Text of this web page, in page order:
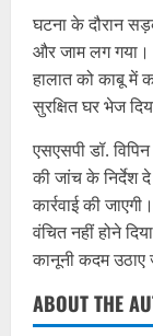
घटना के दौरान
और जाम लग
हालात को काबू में
सुरक्षित घर भेज
एसएसपी डॉ. विपिन
की जांच के निर्देश
कार्रवाई की
वंचित नहीं होने
कानूनी कदम उठाए
ABOUT THE